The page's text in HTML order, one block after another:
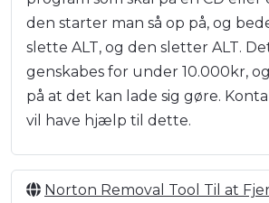
den starter man så op på, og
slette ALT, og den sletter ALT.
genskabes for under 10.000kr,
på at det kan lade sig gøre.
vil have hjælp til dette.
Norton Removal Tool Til at